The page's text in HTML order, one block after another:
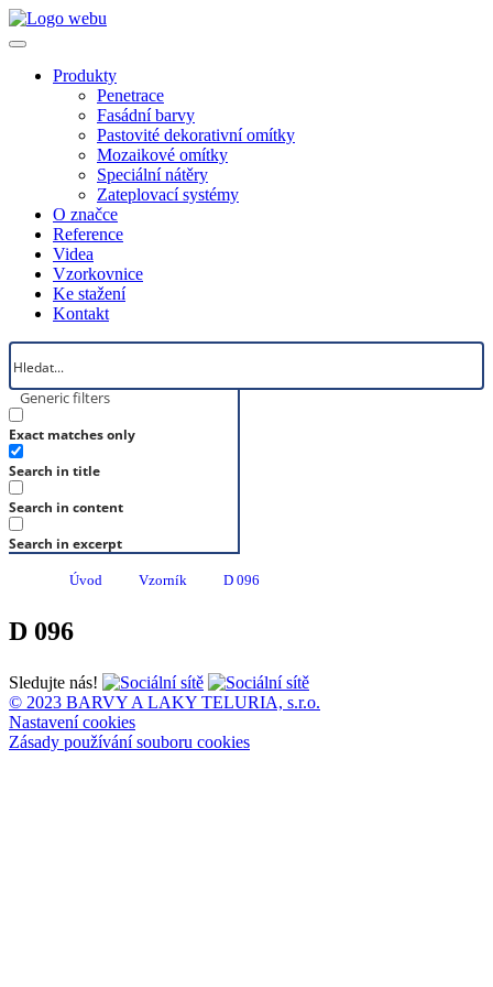
Produkty
Penetrace
Fasádní barvy
Pastovité dekorativní omítky
Mozaikové omítky
Speciální nátěry
Zateplovací systémy
O značce
Reference
Videa
Vzorkovnice
Ke stažení
Kontakt
Generic filters
Exact matches only
Search in title
Search in content
Search in excerpt
Úvod Vzorník D 096
D 096
Sledujte nás!
© 2023 BARVY A LAKY TELURIA, s.r.o.
Nastavení cookies
Zásady používání souboru cookies